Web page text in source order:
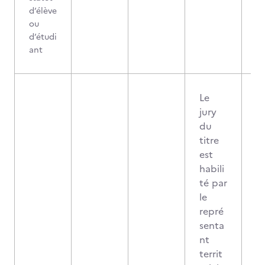
d’élève
ou
d’étudi
ant
Le
jury
du
titre
est
habili
té par
le
repré
senta
nt
territ